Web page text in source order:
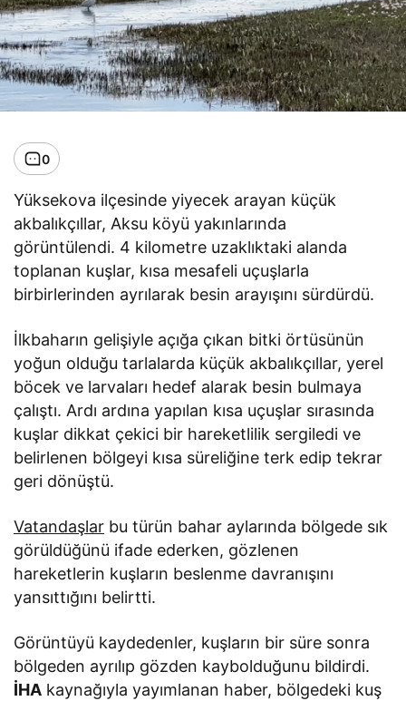
0
Yüksekova ilçesinde yiyecek arayan küçük
akbalıkçıllar, Aksu köyü yakınlarında
görüntülendi. 4 kilometre uzaklıktaki alanda
toplanan kuşlar, kısa mesafeli uçuşlarla
birbirlerinden ayrılarak besin arayışını sürdürdü.
İlkbaharın gelişiyle açığa çıkan bitki örtüsünün
yoğun olduğu tarlalarda küçük akbalıkçıllar, yerel
böcek ve larvaları hedef alarak besin bulmaya
çalıştı. Ardı ardına yapılan kısa uçuşlar sırasında
kuşlar dikkat çekici bir hareketlilik sergiledi ve
belirlenen bölgeyi kısa süreliğine terk edip tekrar
geri dönüştü.
Vatandaşlar bu türün bahar aylarında bölgede sık
görüldüğünü ifade ederken, gözlenen
hareketlerin kuşların beslenme davranışını
yansıttığını belirtti.
Görüntüyü kaydedenler, kuşların bir süre sonra
bölgeden ayrılıp gözden kaybolduğunu bildirdi.
İHA kaynağıyla yayımlanan haber, bölgedeki kuş